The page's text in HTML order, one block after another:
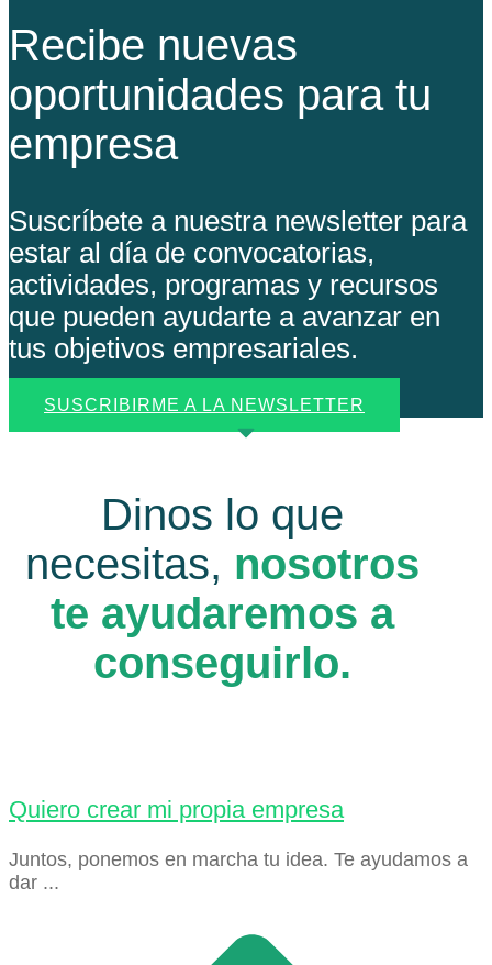
Recibe nuevas
oportunidades para tu
empresa
Suscríbete a nuestra newsletter para
estar al día de convocatorias,
actividades, programas y recursos
que pueden ayudarte a avanzar en
tus objetivos empresariales.
SUSCRIBIRME A LA NEWSLETTER
Dinos lo que
necesitas, nosotros
te ayudaremos a
conseguirlo.
Quiero crear mi propia empresa
Juntos, ponemos en marcha tu idea. Te ayudamos a
dar ...